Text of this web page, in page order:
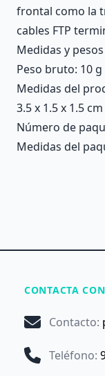
frontal como la
cables FTP
Medidas y pesos
Peso bruto: 10 g
Medidas del
3.5 x 1.5 x 1.5 cm
Número de
Medidas del
CONTACTA
Contacto:
Teléfono: